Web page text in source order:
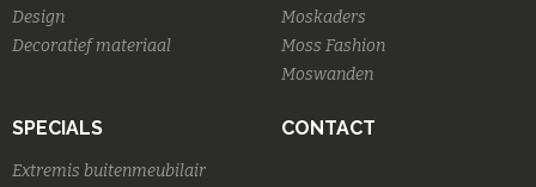
Design
Decoratief materiaal
Moskaders
Moss Fashion
Moswanden
SPECIALS
Extremis buitenmeubilair
CONTACT